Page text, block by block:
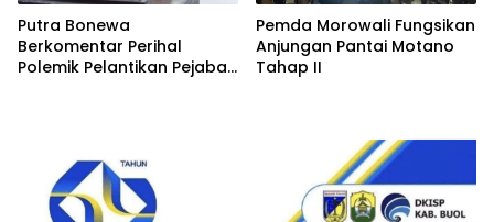
Putra Bonewa
Berkomentar Perihal
Polemik Pelantikan Pejabat
Pemda Morowali Fungsikan
Anjungan Pantai Motano
Tahap II